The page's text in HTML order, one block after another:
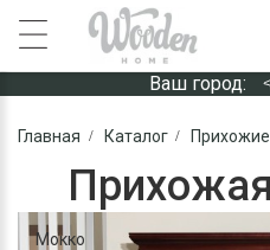
Ваш город:
Главная Каталог Прихожие
Мокко